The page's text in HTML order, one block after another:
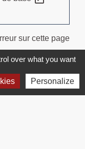
sur cette page
over what you want
Personalize